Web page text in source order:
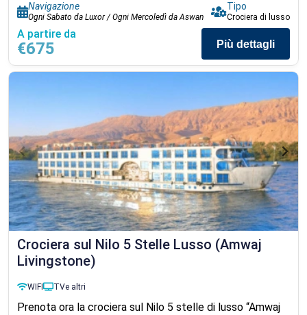
Navigazione
Ogni Sabato da Luxor / Ogni Mercoledì da Aswan
Tipo
Crociera di lusso
A partire da
€675 Più dettagli
Crociera sul Nilo 5 Stelle Lusso (Amwaj
Livingstone)
WIFI TVe altri
Prenota ora la crociera sul Nilo 5 stelle di lusso “Amwaj